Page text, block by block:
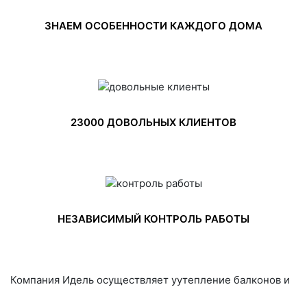
ЗНАЕМ ОСОБЕННОСТИ КАЖДОГО ДОМА
23000 ДОВОЛЬНЫХ КЛИЕНТОВ
НЕЗАВИСИМЫЙ КОНТРОЛЬ РАБОТЫ
Компания Идель осуществляет уутепление балконов и